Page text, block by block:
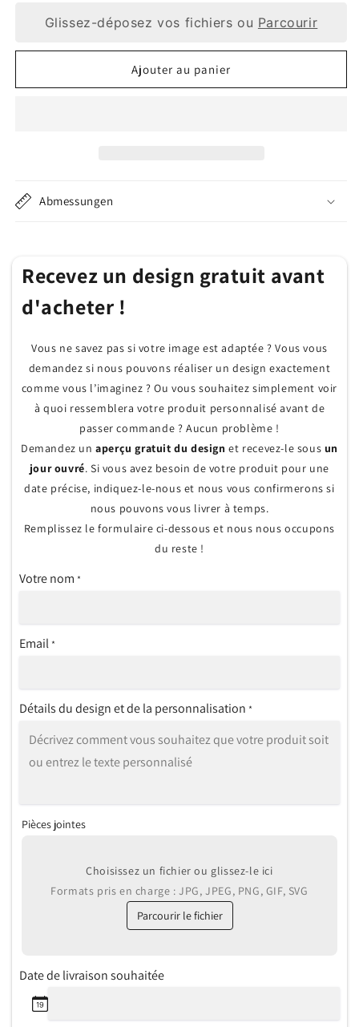
quantité
de
Un
Éternel
quantité
de
Collier
Un
Éternel
Glissez-déposez vos fichiers ou Parcourir
Ajouter au panier
Abmessungen
Recevez un design gratuit avant
d'acheter !
Vous ne savez pas si votre image est adaptée ? Vous vous
demandez si nous pouvons réaliser un design exactement
comme vous l’imaginez ? Ou vous souhaitez simplement voir
à quoi ressemblera votre produit personnalisé avant de
passer commande ? Aucun problème !
Demandez unaperçu gratuit du design et recevez-le sous un
jour ouvré. Si vous avez besoin de votre produit pour une
date précise, indiquez-le-nous et nous vous confirmerons si
nous pouvons vous livrer à temps.
Remplissez le formulaire ci-dessous et nous nous occupons
du reste !
Votre nom *
Email *
Détails du design et de la personnalisation *
Pièces jointes
Choisissez un fichier ou glissez-le ici
Formats pris en charge : JPG, JPEG, PNG, GIF, SVG
Parcourir le fichier
Date de livraison souhaitée